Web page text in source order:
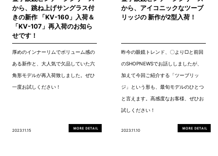
から、跳ね上げサングラス付
きの新作 「KV-160」入荷＆
「KV-107」再入荷のお知ら
せです！
厚めのインナーリムでボリューム感の
ある新作と、大人気で欠品していた六
角形モデルが再入荷致しました。ぜひ
一度お試しください！
2023.11.15
から、アイコニックなツーブ
リッジの 新作が2型入荷！
昨今の眼鏡トレンド、〇より▢と前回
のSHOPNEWSでお話ししましたが、
加えて今回ご紹介する「ツーブリッ
ジ」という形も、最旬モデルのひとつ
と言えます。高感度なお客様、ぜひお
試しください！
2023.11.10